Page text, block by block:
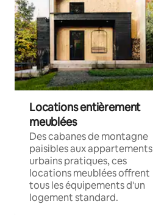
Locations entièrement
meublées
Des cabanes de montagne
paisibles aux appartements
urbains pratiques, ces
locations meublées offrent
tous les équipements d'un
logement standard.